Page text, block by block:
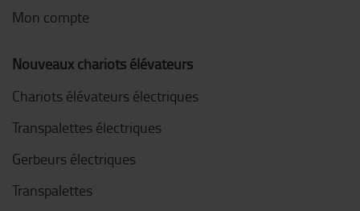
Mon compte
Nouveaux chariots élévateurs
Chariots élévateurs électriques
Transpalettes électriques
Gerbeurs électriques
Transpalettes